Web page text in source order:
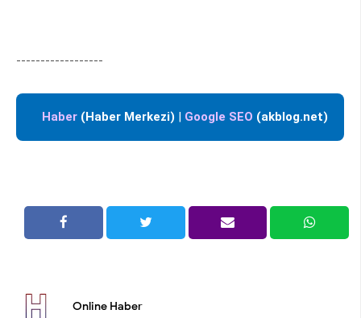
------------------
Haber (Haber Merkezi) | Google SEO (akblog.net)
Online Haber